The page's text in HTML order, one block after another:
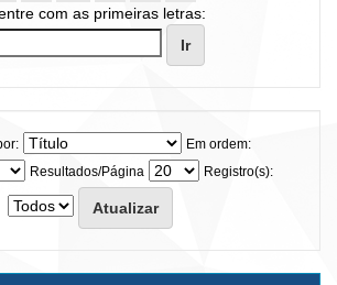
com as primeiras letras:
Em ordem:
Resultados/Página
Registro(s):